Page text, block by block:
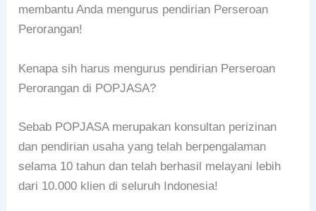
membantu Anda mengurus pendirian Perseroan
Perorangan!
Kenapa sih harus mengurus pendirian Perseroan
Perorangan di POPJASA?
Sebab POPJASA merupakan konsultan perizinan
dan pendirian usaha yang telah berpengalaman
selama 10 tahun dan telah berhasil melayani lebih
dari 10.000 klien di seluruh Indonesia!